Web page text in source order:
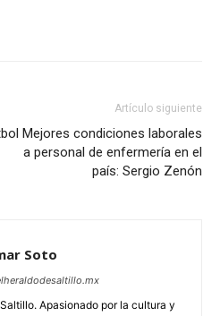
Artículo siguiente
Mejores condiciones laborales
a personal de enfermería en el
país: Sergio Zenón
Soto
Apasionado por la cultura y